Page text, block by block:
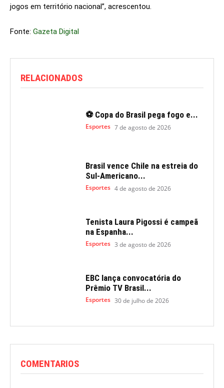
jogos em território nacional”, acrescentou.
Fonte: Gazeta Digital
RELACIONADOS
⚽ Copa do Brasil pega fogo e...
Esportes 7 de agosto de 2026
Brasil vence Chile na estreia do
Sul-Americano...
Esportes 4 de agosto de 2026
Tenista Laura Pigossi é campeã
na Espanha...
Esportes 3 de agosto de 2026
EBC lança convocatória do
Prêmio TV Brasil...
Esportes 30 de julho de 2026
COMENTARIOS